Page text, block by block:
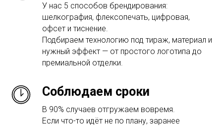
У нас 5 способов брендирования:
шелкография, флексопечать, цифровая,
офсет и тиснение.
Подбираем технологию под тираж, материал и
нужный эффект — от простого логотипа до
премиальной отделки.
Соблюдаем сроки
В 90% случаев отгружаем вовремя.
Если что-то идёт не по плану, заранее